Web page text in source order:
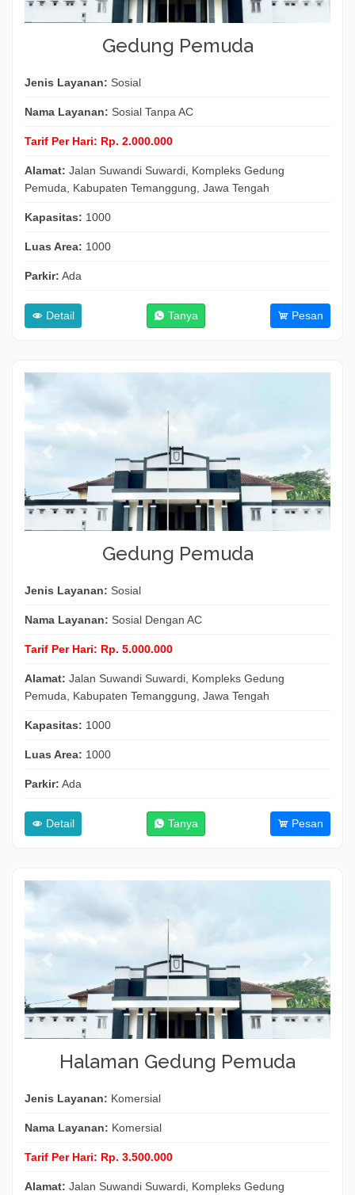
Gedung Pemuda
Jenis Layanan: Sosial
Nama Layanan: Sosial Tanpa AC
Tarif Per Hari: Rp. 2.000.000
Alamat: Jalan Suwandi Suwardi, Kompleks Gedung
Pemuda, Kabupaten Temanggung, Jawa Tengah
Kapasitas: 1000
Luas Area: 1000
Parkir: Ada
Detail Tanya Pesan
Gedung Pemuda
Jenis Layanan: Sosial
Nama Layanan: Sosial Dengan AC
Tarif Per Hari: Rp. 5.000.000
Alamat: Jalan Suwandi Suwardi, Kompleks Gedung
Pemuda, Kabupaten Temanggung, Jawa Tengah
Kapasitas: 1000
Luas Area: 1000
Parkir: Ada
Detail Tanya Pesan
Halaman Gedung Pemuda
Jenis Layanan: Komersial
Nama Layanan: Komersial
Tarif Per Hari: Rp. 3.500.000
Alamat: Jalan Suwandi Suwardi, Kompleks Gedung